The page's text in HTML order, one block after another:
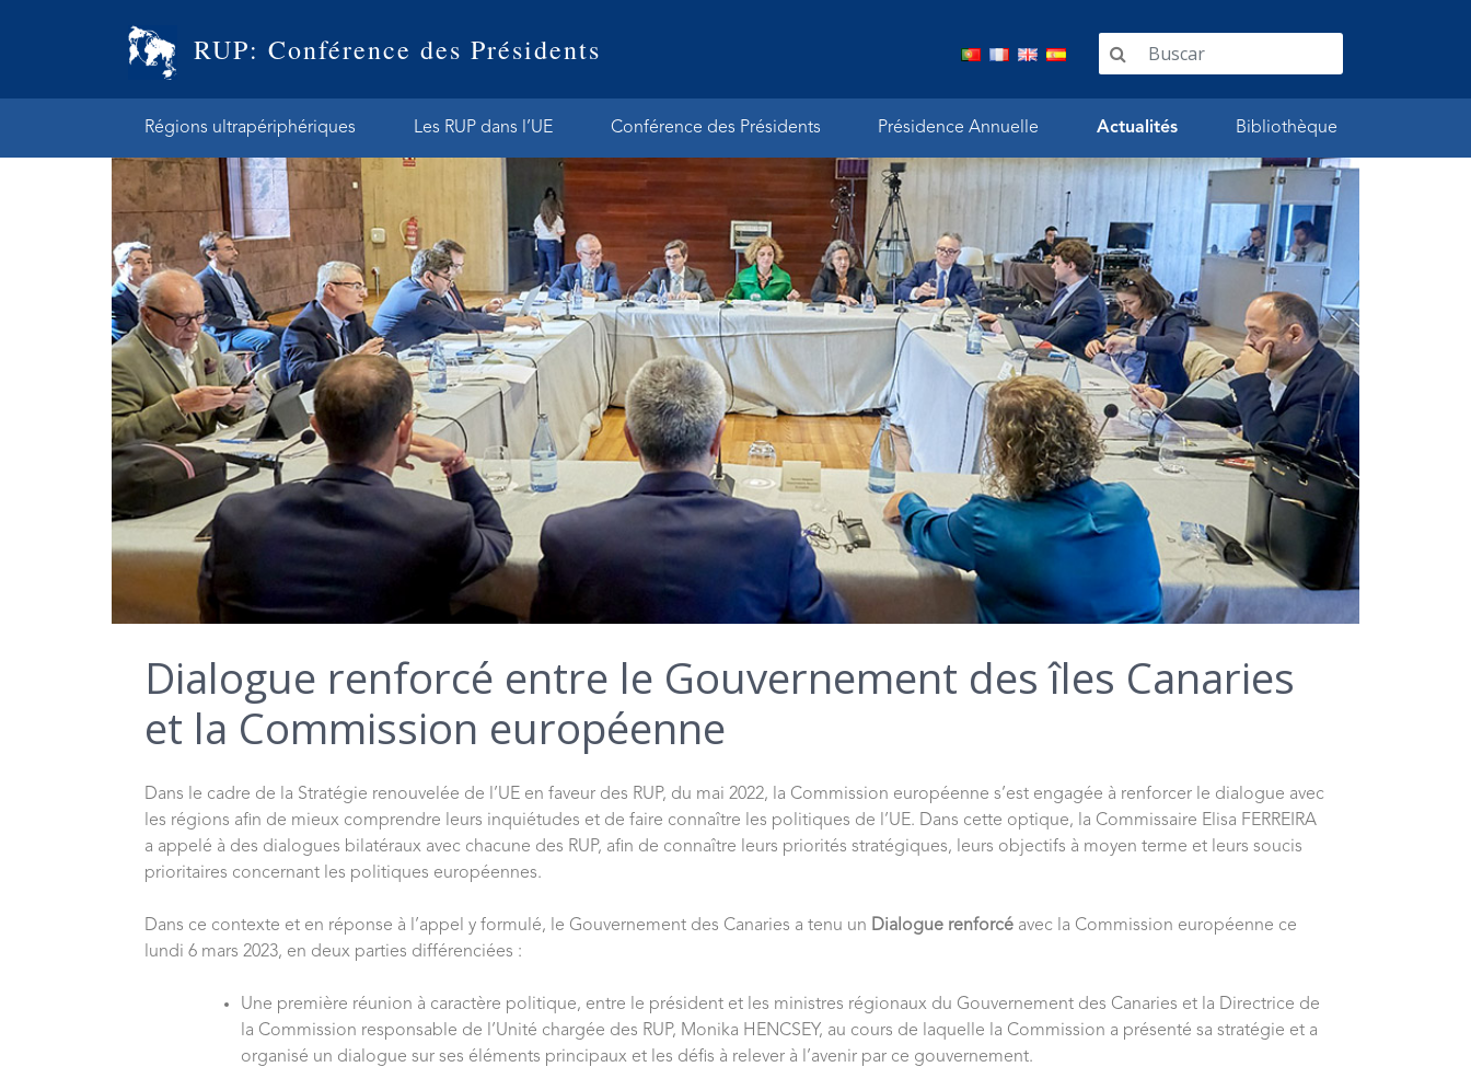
RUP: Conférence des Présidents
Régions ultrapériphériques Les RUP dans l’UE Conférence des Présidents Présidence Annuelle Actualités Bibliothèque
Dialogue renforcé entre le Gouvernement des îles Canaries
et la Commission européenne
Dans le cadre de la Stratégie renouvelée de l’UE en faveur des RUP, du mai 2022, la Commission européenne s’est engagée à renforcer le dialogue avec
les régions afin de mieux comprendre leurs inquiétudes et de faire connaître les politiques de l’UE. Dans cette optique, la Commissaire Elisa FERREIRA
a appelé à des dialogues bilatéraux avec chacune des RUP, afin de connaître leurs priorités stratégiques, leurs objectifs à moyen terme et leurs soucis
prioritaires concernant les politiques européennes.
Dans ce contexte et en réponse à l’appel y formulé, le Gouvernement des Canaries a tenu un Dialogue renforcé avec la Commission européenne ce
lundi 6 mars 2023, en deux parties différenciées :
Une première réunion à caractère politique, entre le président et les ministres régionaux du Gouvernement des Canaries et la Directrice de
la Commission responsable de l’Unité chargée des RUP, Monika HENCSEY, au cours de laquelle la Commission a présenté sa stratégie et a
organisé un dialogue sur ses éléments principaux et les défis à relever à l’avenir par ce gouvernement.